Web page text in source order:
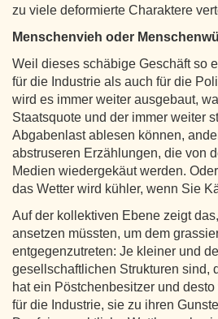
zu viele deformierte Charaktere
Menschenvieh oder
Weil dieses schäbige Geschäft so
für die Industrie als auch für die
wird es immer weiter ausgebaut,
Staatsquote und der immer weiter
Abgabenlast ablesen können,
abstruseren Erzählungen, die von
Medien wiedergekäut werden.
das Wetter wird kühler, wenn Sie
Auf der kollektiven Ebene zeigt
ansetzen müssten, um dem
entgegenzutreten: Je kleiner und
gesellschaftlichen Strukturen sind,
hat ein Pöstchenbesitzer und
für die Industrie, sie zu ihren